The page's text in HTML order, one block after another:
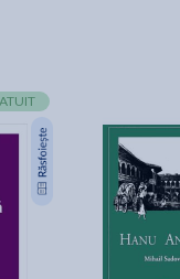
Era necesară
românească
mai toată
Goldstein &
Stelian Tănase
mai exactă
atentatului